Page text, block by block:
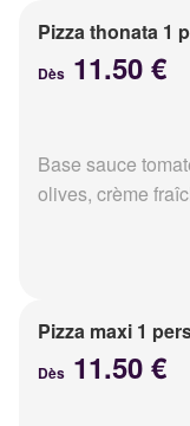
Pizza thonata 1
Dès 11.50 €
Base sauce
olives, crème
Pizza maxi 1
Dès 11.50 €